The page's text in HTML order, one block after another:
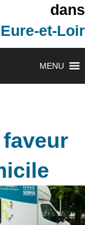
dans
et-Loir
MENU